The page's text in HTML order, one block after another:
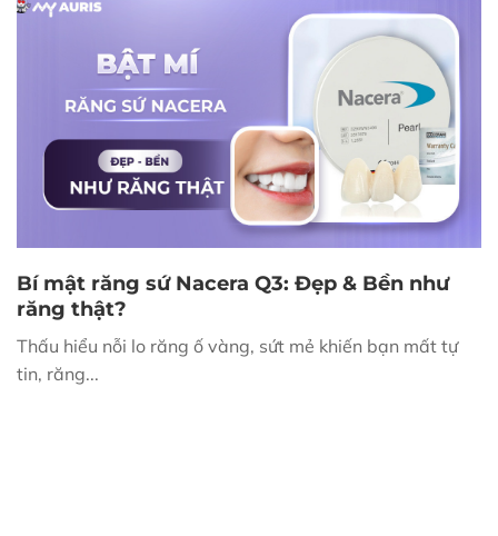
Bí mật răng sứ Nacera Q3: Đẹp & Bền như
răng thật?
Thấu hiểu nỗi lo răng ố vàng, sứt mẻ khiến bạn mất tự
tin, răng...